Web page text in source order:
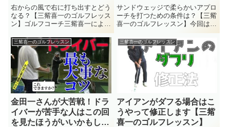
右からの風で右に打ち出すとどう
なる？【三觜喜一のゴルフレッス
ン】ゴルフコーチ三觜喜一による
ゴルフレッスン動画 『三觜喜一
のゴルフレッスン』 。今回は
『右からの風で右に打ち出すとど
うなる？』についてのレッスンで
す。ジュニア指導をメインに約
20...
レッスン】
サンドウェッジで柔らかいアプロ
ーチを打つための条件は？【三觜
喜一のゴルフレッスン】今回は
『サンドウェッジで柔らかいアプ
ローチを打つための条件は？』に
ついてのレッスンです。ゴルフコ
ーチ三觜喜一によるゴルフレッス
ン動画 『三觜喜一のゴルフレッ
三觜喜一のゴルフレッスン
金田一さんが大苦戦！ドラ
イバーが苦手な人はこの回
を見たほうがいいかもしれ
三觜喜一のゴルフレッスン
アイアンがダフる場合はこ
うやって修正します【三觜
喜一のゴルフレッスン】